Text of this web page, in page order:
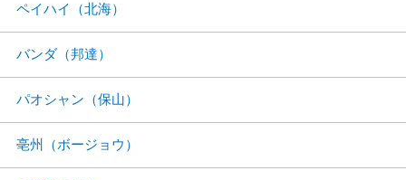
ペイハイ（北海）
バンダ（邦達）
パオシャン（保山）
亳州（ボージョウ）